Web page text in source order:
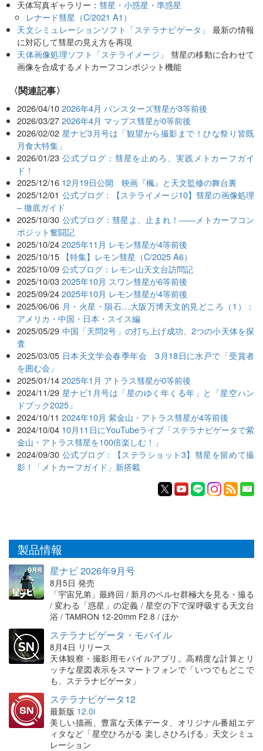
天体写真ギャラリー：彗星・小惑星・準惑星
レナード彗星（C/2021 A1）
天文シミュレーションソフト「ステラナビゲータ」
最新の情報
に対応して彗星の見え方を再現
天体画像処理ソフト「ステライメージ」
彗星の移動に合わせて
画像を合成するメトカーフコンポジット機能
関連記事
2026/04/10 2026年4月 パンスターズ彗星が3等前後
2026/03/27 2026年4月 マップス彗星が0等前後
2026/02/02 星ナビ3月号は「観望から撮影まで！ひな祭り皆既
月食大特集」
2026/01/23 公式ブログ：彗星を止めろ、実践メトカーフガイ
ド！
2025/12/16 12月19日公開 映画『楓』と天文監修の舞台裏
2025/12/01 公式ブログ：【ステライメージ10】彗星の画像処理
– 徹底ガイド
2025/10/30 公式ブログ：彗星よ、止まれ！――メトカーフコン
ポジット奮闘記
2025/10/24 2025年11月 レモン彗星が4等前後
2025/10/15 【特集】レモン彗星（C/2025 A6）
2025/10/09 公式ブログ：レモン山天文台訪問記
2025/10/03 2025年10月 スワン彗星が6等前後
2025/09/24 2025年10月 レモン彗星が4等前後
2025/06/06 月・火星・隕石…大阪万博天文的見どころ（1）：
アメリカ・中国・日本・スイス編
2025/05/29 中国「天問2号」の打ち上げ成功、2つの小天体を探
査
2025/03/05 日本天文学会春季年会 3月18日に水戸で「受賞者
を囲む会」
2025/01/14 2025年1月 アトラス彗星が0等前後
2024/11/29 星ナビ1月号は「星のゆく年くる年」と「星空ハン
ドブック2025」
2024/10/11 2024年10月 紫金山・アトラス彗星が4等前後
2024/10/04 10月11日にYouTubeライブ「ステラナビゲータで紫
金山・アトラス彗星を100倍楽しむ！」
2024/09/30 公式ブログ：【ステラショット3】彗星を留めて撮
影！「メトカーフガイド」新搭載
製品情報
星ナビ 2026年9月号
8月5日 発売
「宇宙兄弟」最終回 / 新月のペルセ群極大を見る・撮る
/ 変わる「惑星」の定義 / 星空の下で深呼吸する天文台
浴 / TAMRON 12-20mm F2.8 / ほか
ステラナビゲータ・モバイル
8月4日 リリース
天体観察・撮影用モバイルアプリ。高精度な計算とリ
ッチな星図表示をスマートフォンで「いつでもどこで
も、ステラナビゲータ」
ステラナビゲータ12
最新版 12.0i
美しい描画、豊富な天体データ、オリジナル番組エデ
ィタなど「星空ひろがる 楽しさひろげる」天文シミュ
レーション